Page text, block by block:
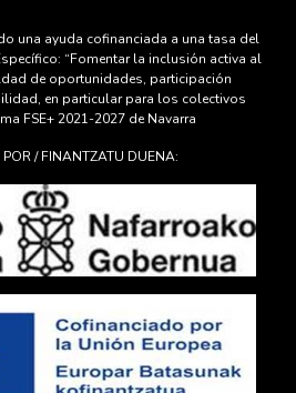
una ayuda cofinanciada a una tasa del
“Fomentar la inclusión activa al
de oportunidades, participación
en particular para los colectivos
FSE+ 2021-2027 de Navarra
/ FINANTZATU DUENA: